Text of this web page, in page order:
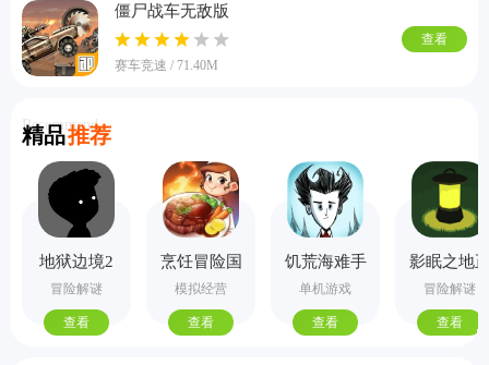
僵尸战车无敌版
赛车竞速 / 71.40M
查看
精品推荐
Recommend
地狱边境2
手机版
冒险解谜
查看
烹饪冒险国
际服
模拟经营
查看
饥荒海难手
机版
单机游戏
查看
影眠之地
式版
冒险解谜
查看